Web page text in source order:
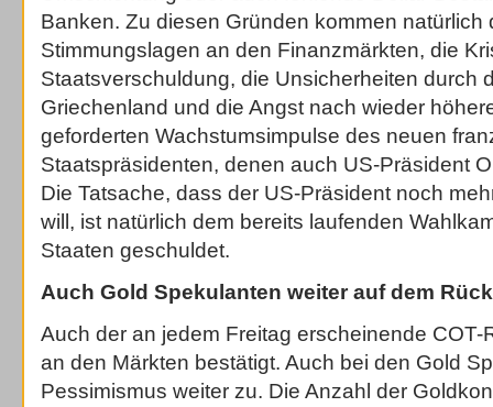
Banken. Zu diesen Gründen kommen natürlich
Stimmungslagen an den Finanzmärkten, die
Staatsverschuldung, die Unsicherheiten durch
Griechenland und die Angst nach wieder
geforderten Wachstumsimpulse des neuen
Staatspräsidenten, denen auch US-Präsident
Die Tatsache, dass der US-Präsident noch
will, ist natürlich dem bereits laufenden
Staaten geschuldet.
Auch Gold Spekulanten weiter auf dem
Auch der an jedem Freitag erscheinende COT-
an den Märkten bestätigt. Auch bei den Gold
Pessimismus weiter zu. Die Anzahl der